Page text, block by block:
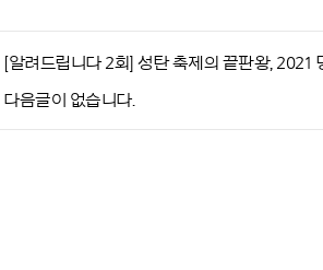
[알려드립니다 2회] 성탄 축제의 끝판왕, 2021
다음글이 없습니다.